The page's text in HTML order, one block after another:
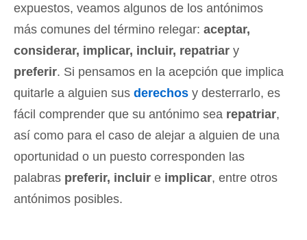
expuestos, veamos algunos de los antónimos
más comunes del término relegar: aceptar,
considerar, implicar, incluir, repatriar y
preferir. Si pensamos en la acepción que implica
quitarle a alguien sus derechos y desterrarlo, es
fácil comprender que su antónimo sea repatriar,
así como para el caso de alejar a alguien de una
oportunidad o un puesto corresponden las
palabras preferir, incluir e implicar, entre otros
antónimos posibles.